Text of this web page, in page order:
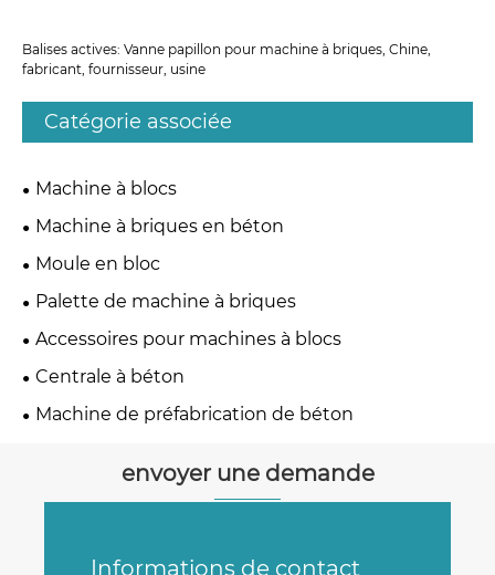
Balises actives: Vanne papillon pour machine à briques, Chine,
fabricant, fournisseur, usine
Catégorie associée
Machine à blocs
Machine à briques en béton
Moule en bloc
Palette de machine à briques
Accessoires pour machines à blocs
Centrale à béton
Machine de préfabrication de béton
envoyer une demande
Informations de contact